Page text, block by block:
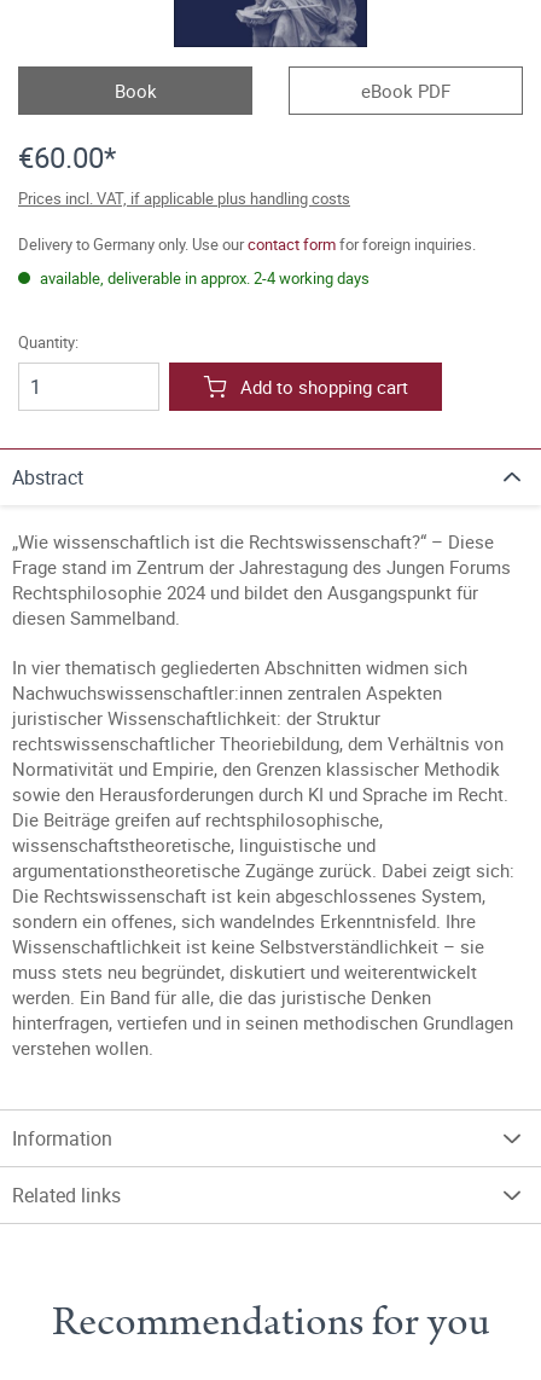
Book eBook PDF
€60.00*
Prices incl. VAT, if applicable plus handling costs
Delivery to Germany only. Use ourcontact formfor foreign inquiries.
available, deliverable in approx. 2-4 working days
Quantity:
Add to shopping cart
Abstract
„Wie wissenschaftlich ist die Rechtswissenschaft?“ – Diese
Frage stand im Zentrum der Jahrestagung des Jungen Forums
Rechtsphilosophie 2024 und bildet den Ausgangspunkt für
diesen Sammelband.
In vier thematisch gegliederten Abschnitten widmen sich
Nachwuchswissenschaftler:innen zentralen Aspekten
juristischer Wissenschaftlichkeit: der Struktur
rechtswissenschaftlicher Theoriebildung, dem Verhältnis von
Normativität und Empirie, den Grenzen klassischer Methodik
sowie den Herausforderungen durch KI und Sprache im Recht.
Die Beiträge greifen auf rechtsphilosophische,
wissenschaftstheoretische, linguistische und
argumentationstheoretische Zugänge zurück. Dabei zeigt sich:
Die Rechtswissenschaft ist kein abgeschlossenes System,
sondern ein offenes, sich wandelndes Erkenntnisfeld. Ihre
Wissenschaftlichkeit ist keine Selbstverständlichkeit – sie
muss stets neu begründet, diskutiert und weiterentwickelt
werden. Ein Band für alle, die das juristische Denken
hinterfragen, vertiefen und in seinen methodischen Grundlagen
verstehen wollen.
Information
Related links
Recommendations for you